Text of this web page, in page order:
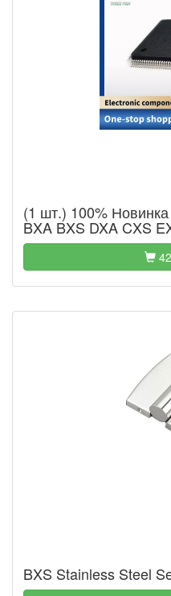
(1 шт.) 100%
BXA BXS DXA CXS
BXS Stainless Steel